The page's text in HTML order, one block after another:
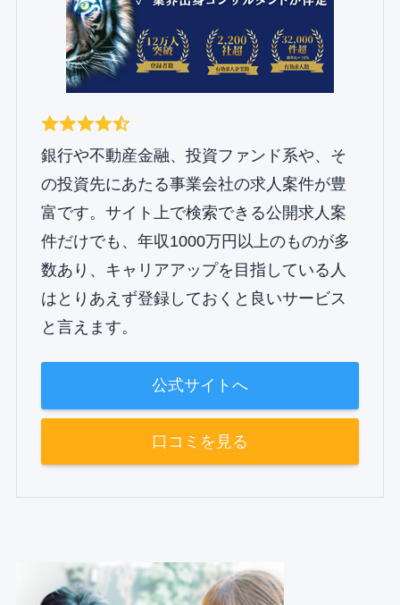
銀行や不動産金融、投資ファンド系や、そ
の投資先にあたる事業会社の求人案件が豊
富です。サイト上で検索できる公開求人案
件だけでも、年収1000万円以上のものが多
数あり、キャリアアップを目指している人
はとりあえず登録しておくと良いサービス
と言えます。
公式サイトへ
口コミを見る